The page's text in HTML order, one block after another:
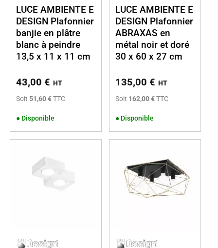
LUCE AMBIENTE E
DESIGN Plafonnier
banjie en plâtre
blanc à peindre
13,5 x 11 x 11 cm
43,00 € HT
Soit 51,60 €TTC
● Disponible
LUCE AMBIENTE E
DESIGN Plafonnier
ABRAXAS en
métal noir et doré
30 x 60 x 27 cm
135,00 € HT
Soit 162,00 €TTC
● Disponible